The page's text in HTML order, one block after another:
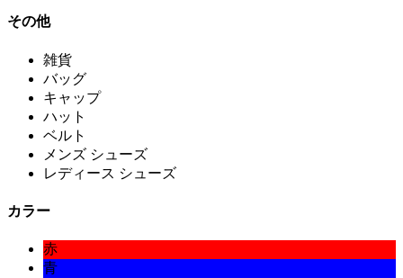
その他
雑貨
バッグ
キャップ
ハット
ベルト
メンズ シューズ
レディース シューズ
カラー
赤
青